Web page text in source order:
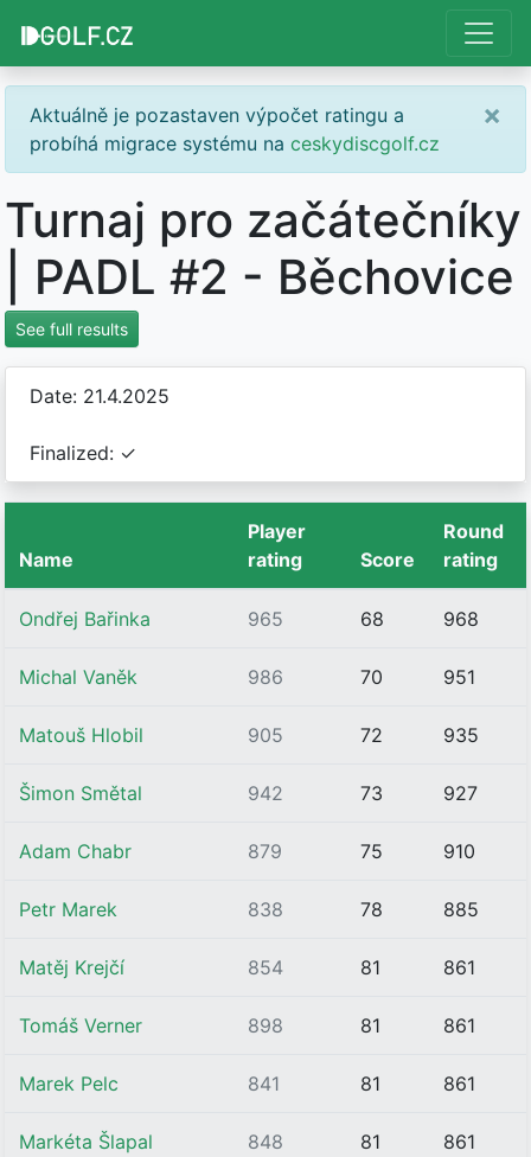
Aktuálně je pozastaven výpočet ratingu a
probíhá migrace systému na ceskydiscgolf.cz
×
Turnaj pro začátečníky
| PADL #2 - Běchovice
See full results
Date: 21.4.2025
Finalized: ✓
Name
Player
rating
Score
Round
rating
Ondřej Bařinka 965 68 968
Michal Vaněk 986 70 951
Matouš Hlobil 905 72 935
Šimon Smětal 942 73 927
Adam Chabr 879 75 910
Petr Marek 838 78 885
Matěj Krejčí 854 81 861
Tomáš Verner 898 81 861
Marek Pelc 841 81 861
Markéta Šlapal
848 81 861